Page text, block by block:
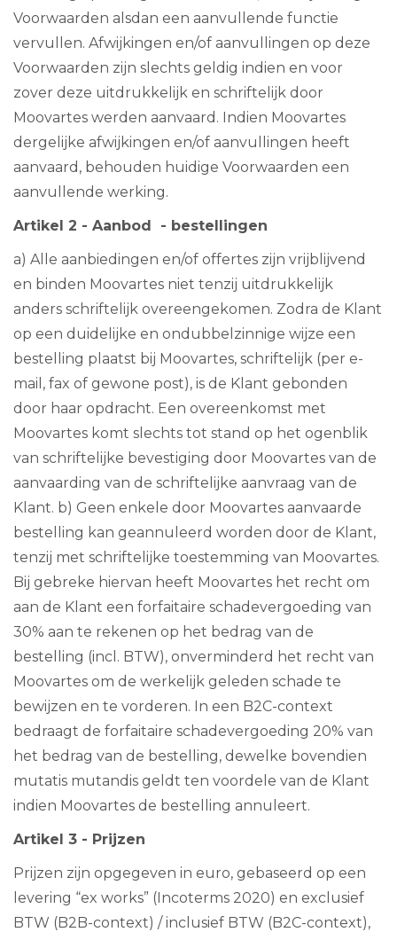
Voorwaarden alsdan een aanvullende functie
vervullen. Afwijkingen en/of aanvullingen op deze
Voorwaarden zijn slechts geldig indien en voor
zover deze uitdrukkelijk en schriftelijk door
Moovartes werden aanvaard. Indien Moovartes
dergelijke afwijkingen en/of aanvullingen heeft
aanvaard, behouden huidige Voorwaarden een
aanvullende werking.
Artikel 2 - Aanbod - bestellingen
a) Alle aanbiedingen en/of offertes zijn vrijblijvend
en binden Moovartes niet tenzij uitdrukkelijk
anders schriftelijk overeengekomen. Zodra de Klant
op een duidelijke en ondubbelzinnige wijze een
bestelling plaatst bij Moovartes, schriftelijk (per e-
mail, fax of gewone post), is de Klant gebonden
door haar opdracht. Een overeenkomst met
Moovartes komt slechts tot stand op het ogenblik
van schriftelijke bevestiging door Moovartes van de
aanvaarding van de schriftelijke aanvraag van de
Klant. b) Geen enkele door Moovartes aanvaarde
bestelling kan geannuleerd worden door de Klant,
tenzij met schriftelijke toestemming van Moovartes.
Bij gebreke hiervan heeft Moovartes het recht om
aan de Klant een forfaitaire schadevergoeding van
30% aan te rekenen op het bedrag van de
bestelling (incl. BTW), onverminderd het recht van
Moovartes om de werkelijk geleden schade te
bewijzen en te vorderen. In een B2C-context
bedraagt de forfaitaire schadevergoeding 20% van
het bedrag van de bestelling, dewelke bovendien
mutatis mutandis geldt ten voordele van de Klant
indien Moovartes de bestelling annuleert.
Artikel 3 - Prijzen
Prijzen zijn opgegeven in euro, gebaseerd op een
levering “ex works” (Incoterms 2020) en exclusief
BTW (B2B-context) / inclusief BTW (B2C-context),